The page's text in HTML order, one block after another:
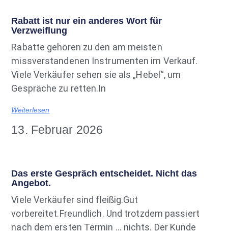
Rabatt ist nur ein anderes Wort für
Verzweiflung
Rabatte gehören zu den am meisten
missverstandenen Instrumenten im Verkauf.
Viele Verkäufer sehen sie als „Hebel“, um
Gespräche zu retten.In
Weiterlesen
13. Februar 2026
Das erste Gespräch entscheidet. Nicht das
Angebot.
Viele Verkäufer sind fleißig.Gut
vorbereitet.Freundlich. Und trotzdem passiert
nach dem ersten Termin … nichts. Der Kunde